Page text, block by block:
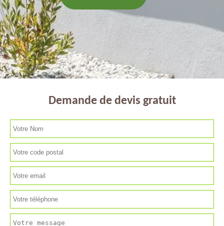
Demande de devis gratuit